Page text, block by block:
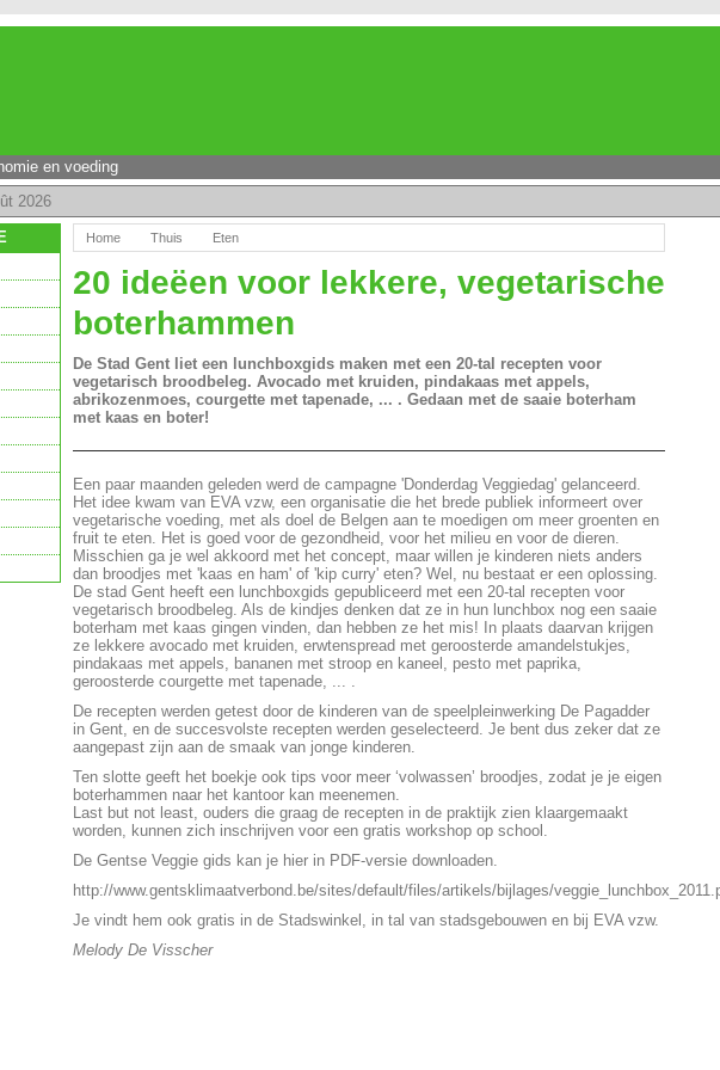
en voeding
2026
Home Thuis Eten
20 ideëen voor lekkere, vegetarische
boterhammen
De Stad Gent liet een lunchboxgids maken met een 20-tal recepten voor
vegetarisch broodbeleg. Avocado met kruiden, pindakaas met appels,
abrikozenmoes, courgette met tapenade, ... . Gedaan met de saaie boterham
met kaas en boter!
Een paar maanden geleden werd de campagne 'Donderdag Veggiedag' gelanceerd.
Het idee kwam van EVA vzw, een organisatie die het brede publiek informeert over
vegetarische voeding, met als doel de Belgen aan te moedigen om meer groenten en
fruit te eten. Het is goed voor de gezondheid, voor het milieu en voor de dieren.
Misschien ga je wel akkoord met het concept, maar willen je kinderen niets anders
dan broodjes met 'kaas en ham' of 'kip curry' eten? Wel, nu bestaat er een oplossing.
De stad Gent heeft een lunchboxgids gepubliceerd met een 20-tal recepten voor
vegetarisch broodbeleg. Als de kindjes denken dat ze in hun lunchbox nog een saaie
boterham met kaas gingen vinden, dan hebben ze het mis! In plaats daarvan krijgen
ze lekkere avocado met kruiden, erwtenspread met geroosterde amandelstukjes,
pindakaas met appels, bananen met stroop en kaneel, pesto met paprika,
geroosterde courgette met tapenade, ... .
De recepten werden getest door de kinderen van de speelpleinwerking De Pagadder
in Gent, en de succesvolste recepten werden geselecteerd. Je bent dus zeker dat ze
aangepast zijn aan de smaak van jonge kinderen.
Ten slotte geeft het boekje ook tips voor meer ‘volwassen’ broodjes, zodat je je eigen
boterhammen naar het kantoor kan meenemen.
Last but not least, ouders die graag de recepten in de praktijk zien klaargemaakt
worden, kunnen zich inschrijven voor een gratis workshop op school.
De Gentse Veggie gids kan je hier in PDF-versie downloaden.
http://www.gentsklimaatverbond.be/sites/default/files/artikels/bijlages/
Je vindt hem ook gratis in de Stadswinkel, in tal van stadsgebouwen en bij EVA vzw.
Melody De Visscher